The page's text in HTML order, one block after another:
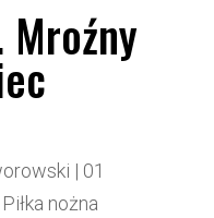
Mroźny
| 01
Piłka nożna